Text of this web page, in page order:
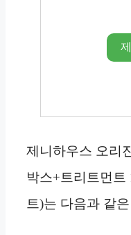
제니하우스 오리
박스+트리트먼트
트)는 다음과 같